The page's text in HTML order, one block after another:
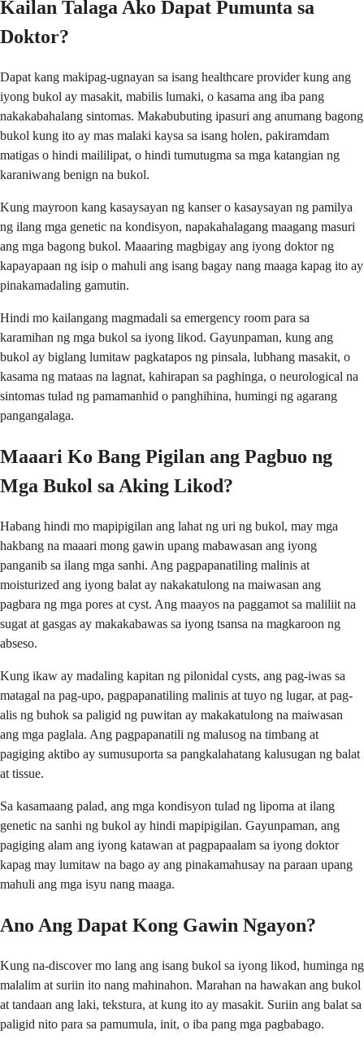
Kailan Talaga Ako Dapat Pumunta sa
Doktor?
Dapat kang makipag-ugnayan sa isang healthcare provider kung ang
iyong bukol ay masakit, mabilis lumaki, o kasama ang iba pang
nakakabahalang sintomas. Makabubuting ipasuri ang anumang bagong
bukol kung ito ay mas malaki kaysa sa isang holen, pakiramdam
matigas o hindi maililipat, o hindi tumutugma sa mga katangian ng
karaniwang benign na bukol.
Kung mayroon kang kasaysayan ng kanser o kasaysayan ng pamilya
ng ilang mga genetic na kondisyon, napakahalagang maagang masuri
ang mga bagong bukol. Maaaring magbigay ang iyong doktor ng
kapayapaan ng isip o mahuli ang isang bagay nang maaga kapag ito ay
pinakamadaling gamutin.
Hindi mo kailangang magmadali sa emergency room para sa
karamihan ng mga bukol sa iyong likod. Gayunpaman, kung ang
bukol ay biglang lumitaw pagkatapos ng pinsala, lubhang masakit, o
kasama ng mataas na lagnat, kahirapan sa paghinga, o neurological na
sintomas tulad ng pamamanhid o panghihina, humingi ng agarang
pangangalaga.
Maaari Ko Bang Pigilan ang Pagbuo ng
Mga Bukol sa Aking Likod?
Habang hindi mo mapipigilan ang lahat ng uri ng bukol, may mga
hakbang na maaari mong gawin upang mabawasan ang iyong
panganib sa ilang mga sanhi. Ang pagpapanatiling malinis at
moisturized ang iyong balat ay nakakatulong na maiwasan ang
pagbara ng mga pores at cyst. Ang maayos na paggamot sa maliliit na
sugat at gasgas ay makakabawas sa iyong tsansa na magkaroon ng
abseso.
Kung ikaw ay madaling kapitan ng pilonidal cysts, ang pag-iwas sa
matagal na pag-upo, pagpapanatiling malinis at tuyo ng lugar, at pag-
alis ng buhok sa paligid ng puwitan ay makakatulong na maiwasan
ang mga paglala. Ang pagpapanatili ng malusog na timbang at
pagiging aktibo ay sumusuporta sa pangkalahatang kalusugan ng balat
at tissue.
Sa kasamaang palad, ang mga kondisyon tulad ng lipoma at ilang
genetic na sanhi ng bukol ay hindi mapipigilan. Gayunpaman, ang
pagiging alam ang iyong katawan at pagpapaalam sa iyong doktor
kapag may lumitaw na bago ay ang pinakamahusay na paraan upang
mahuli ang mga isyu nang maaga.
Ano Ang Dapat Kong Gawin Ngayon?
Kung na-discover mo lang ang isang bukol sa iyong likod, huminga ng
malalim at suriin ito nang mahinahon. Marahan na hawakan ang bukol
at tandaan ang laki, tekstura, at kung ito ay masakit. Suriin ang balat sa
paligid nito para sa pamumula, init, o iba pang mga pagbabago.